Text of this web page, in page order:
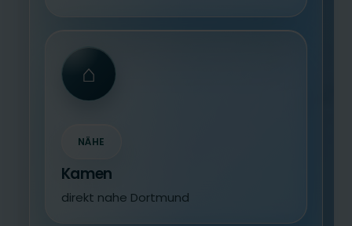
⌂
NÄHE
Kamen
direkt nahe Dortmund